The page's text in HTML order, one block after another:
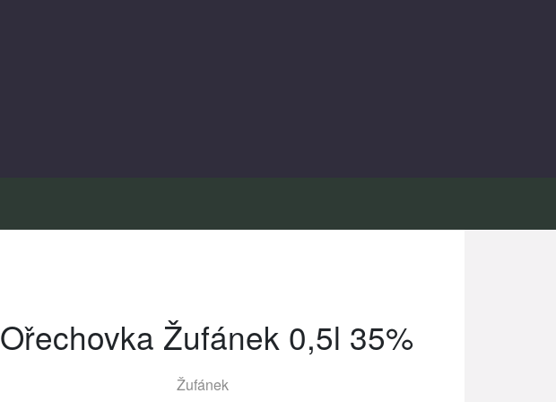
Ořechovka Žufánek 0,5l 35%
Žufánek